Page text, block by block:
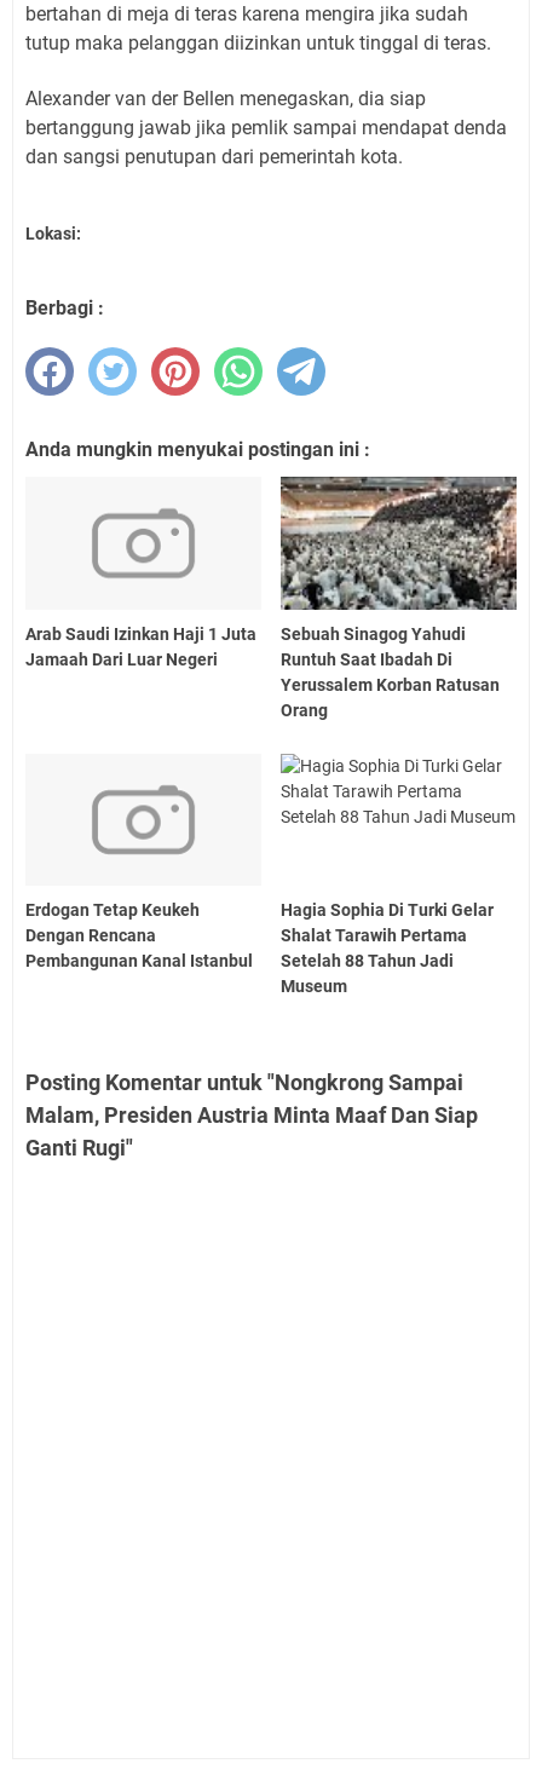
bertahan di meja di teras karena mengira jika sudah
tutup maka pelanggan diizinkan untuk tinggal di teras.
Alexander van der Bellen menegaskan, dia siap
bertanggung jawab jika pemlik sampai mendapat denda
dan sangsi penutupan dari pemerintah kota.
Lokasi:
Berbagi :
Anda mungkin menyukai postingan ini :
Arab Saudi Izinkan Haji 1 Juta
Jamaah Dari Luar Negeri
Sebuah Sinagog Yahudi
Runtuh Saat Ibadah Di
Yerussalem Korban Ratusan
Orang
Erdogan Tetap Keukeh
Dengan Rencana
Pembangunan Kanal Istanbul
Hagia Sophia Di Turki Gelar
Shalat Tarawih Pertama
Setelah 88 Tahun Jadi
Museum
Posting Komentar untuk "Nongkrong Sampai
Malam, Presiden Austria Minta Maaf Dan Siap
Ganti Rugi"